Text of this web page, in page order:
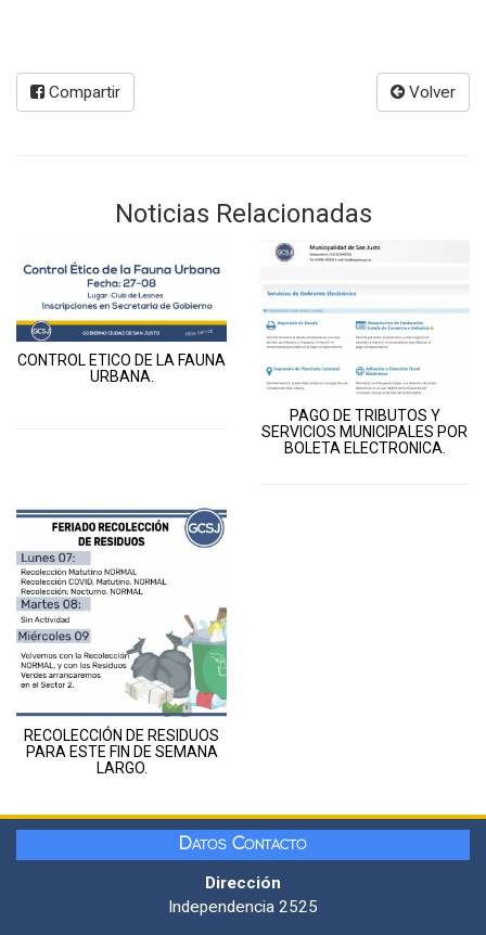
Compartir Volver
Noticias Relacionadas
CONTROL ETICO DE LA FAUNA
URBANA.
PAGO DE TRIBUTOS Y
SERVICIOS MUNICIPALES POR
BOLETA ELECTRONICA.
RECOLECCIÓN DE RESIDUOS
PARA ESTE FIN DE SEMANA
LARGO.
Datos Contacto
Dirección
Independencia 2525